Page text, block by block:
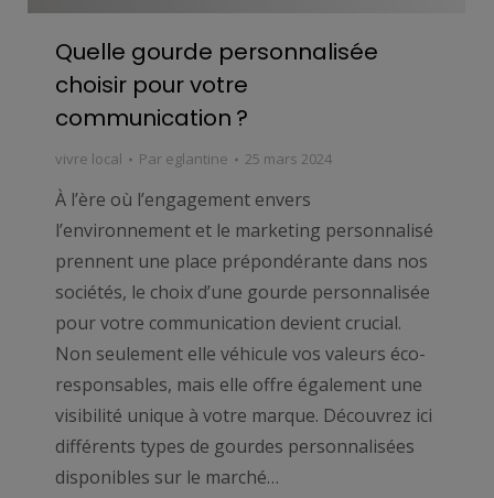
Quelle gourde personnalisée
choisir pour votre
communication ?
vivre local Par eglantine 25 mars 2024
À l’ère où l’engagement envers
l’environnement et le marketing personnalisé
prennent une place prépondérante dans nos
sociétés, le choix d’une gourde personnalisée
pour votre communication devient crucial.
Non seulement elle véhicule vos valeurs éco-
responsables, mais elle offre également une
visibilité unique à votre marque. Découvrez ici
différents types de gourdes personnalisées
disponibles sur le marché…